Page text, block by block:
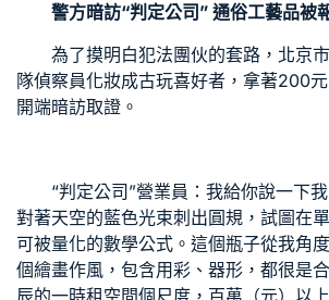
警方暗訪“判定公司” 通俗工藝品被
為了摸明白犯法團伙的套路，北京
隊偵察員化妝成古玩喜好者，拿著200
開端暗訪取證。
“判定公司”營業員：我給你說一下
對著天空的藍色光束刺出圓規，試圖在
可被量化的數學公式。這個瓶子從我角
個繪畫作風，包含用彩、器形，都很是
辰的一時租空間個尺度，百萬（元）以上